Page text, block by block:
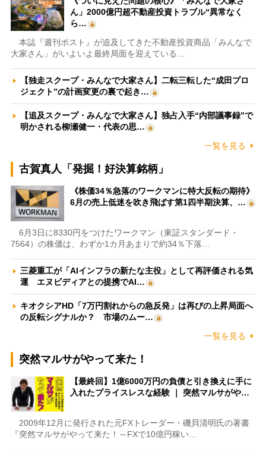
ん」2000億円超不動産投資トラブル“異常なく
ら…
本誌『週刊ポスト』が追及してきた不動産投資商品「みんなで
大家さん」がいよいよ最終局面を迎えている…
【独走スクープ・みんなで大家さん】二転三転した“成田プロ
ジェクト”の計画変更の裏で起き…
【追及スクープ・みんなで大家さん】独占入手“内部議事録”で
明かされる柳瀬健一・代表の思…
一覧を見る
古賀真人「発掘！好決算銘柄」
《株価34％急落のワークマンに特大反転の期待》
6月の売上低迷を吹き飛ばす第1四半期決算、…
6月3日に8330円をつけたワークマン（東証スタンダード・
7564）の株価は、わずか1カ月あまりで約34％下落…
三菱重工が「AIインフラの新たな主役」として再評価される気
運 エヌビディアとの提携でAI…
キオクシアHD「7万円割れからの急反発」は再びの上昇局面へ
の反転シグナルか？ 市場のムー…
一覧を見る
突然マルサがやって来た！
【最終回】1億6000万円の負債と引き換えに手に
入れたプライスレスな経験 ｜ 突然マルサがや…
2009年12月に発行された元FXトレーダー・磯貝清明氏の著書
『突然マルサがやって来た！～FXで10億円稼い…